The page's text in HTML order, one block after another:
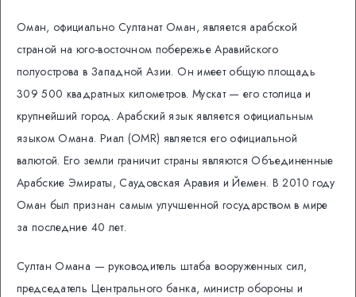
Оман, официально Султанат Оман, является арабской
страной на юго-восточном побережье Аравийского
полуострова в Западной Азии. Он имеет общую площадь
309 500 квадратных километров. Мускат — его столица и
крупнейший город. Арабский язык является официальным
языком Омана. Риал (OMR) является его официальной
валютой. Его земли граничит страны являются Объединенные
Арабские Эмираты, Саудовская Аравия и Йемен. В 2010 году
Оман был признан самым улучшенной государством в мире
за последние 40 лет.
Султан Омана — руководитель штаба вооруженных сил,
председатель Центрального банка, министр обороны и